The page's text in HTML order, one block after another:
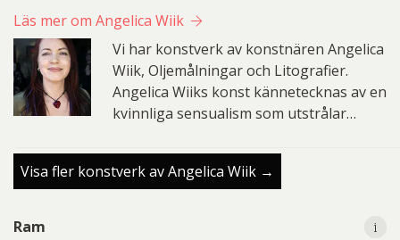
Läs mer om Angelica Wiik
Vi har konstverk av konstnären Angelica
Wiik, Oljemålningar och Litografier.
Angelica Wiiks konst kännetecknas av en
kvinnliga sensualism som utstrålar…
Visa fler konstverk av Angelica Wiik →
Ram
ii